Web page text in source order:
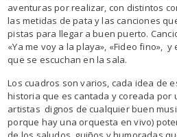
aventuras por realizar, con distintos
las metidas de pata y las canciones
pistas para llegar a buen puerto.
«Ya me voy a la playa», «Fideo fino»,
que se escuchan en la sala.
Los cuadros son varios, cada idea de
historia que es cantada y coreada por
artistas dignos de cualquier buen
porque hay una orquesta en vivo)